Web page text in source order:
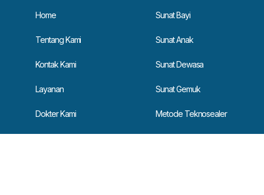
Home
Tentang Kami
Kontak Kami
Layanan
Dokter Kami
Sunat Bayi
Sunat Anak
Sunat Dewasa
Sunat Gemuk
Metode Teknosealer